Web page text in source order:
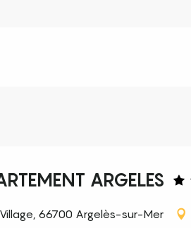
ARGELES
66700 Argelès-sur-Mer